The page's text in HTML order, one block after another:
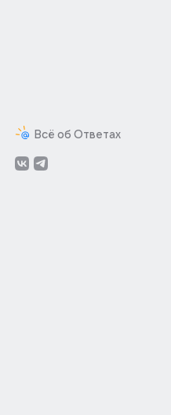
Всё об Ответах